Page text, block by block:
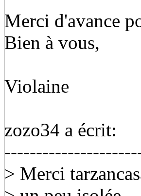
Merci d'avance
Bien à vous,
Violaine
zozo34 a écrit:
> Merci